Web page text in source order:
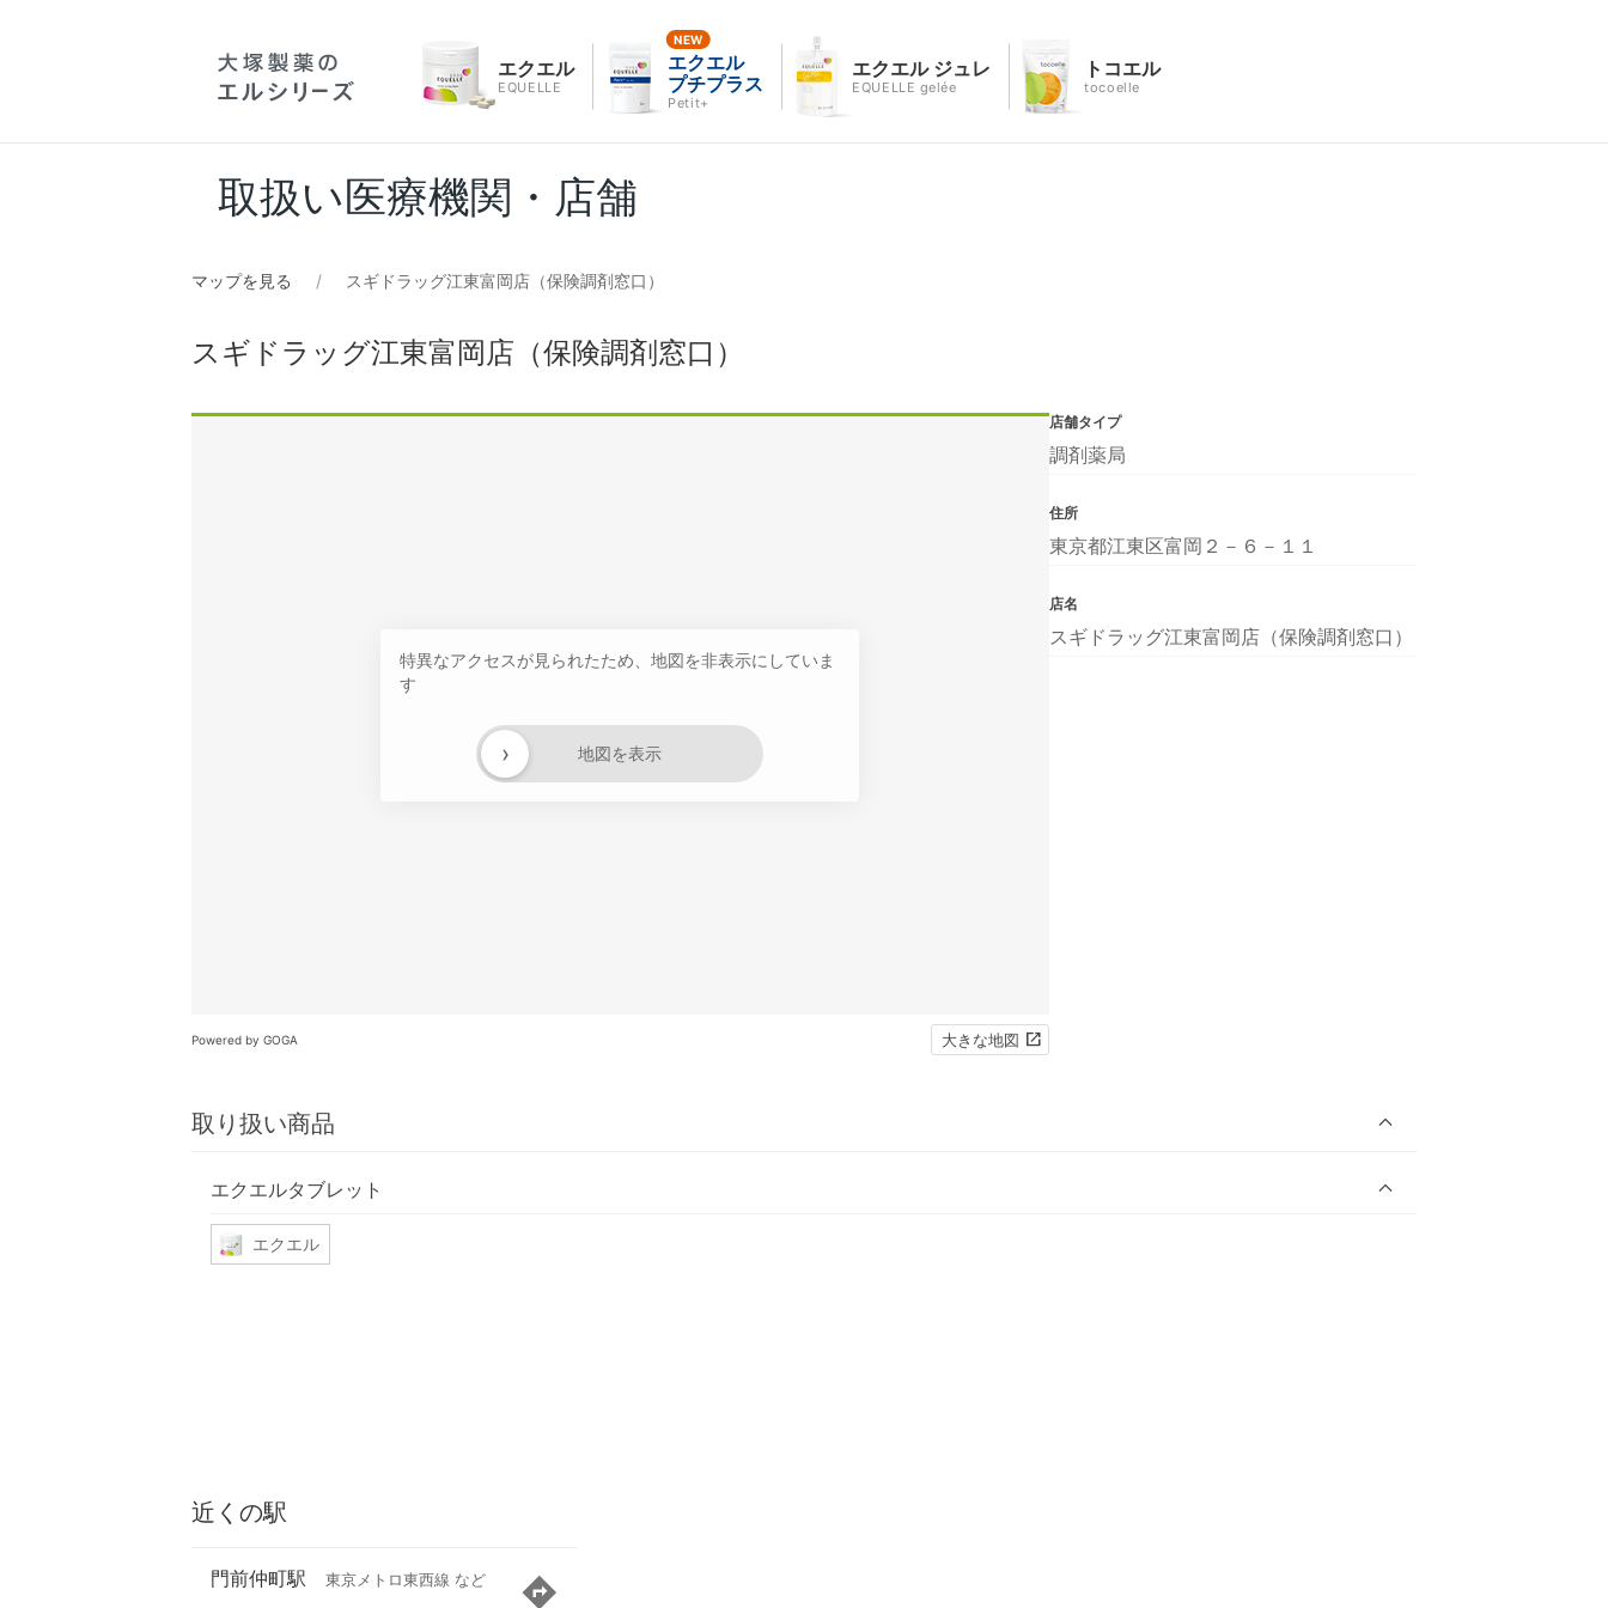
エクエル
EQUELLE
エクエル
プチプラス
Petit+
エクエル ジュレ
EQUELLE gelée
トコエル
tocoelle
取扱い医療機関・店舗
マップを見る スギドラッグ江東富岡店（保険調剤窓口）
スギドラッグ江東富岡店（保険調剤窓口）
特異なアクセスが見られたため、地図を非表示にしていま
す
地図を表示
›
Powered by GOGA 大きな地図
取り扱い商品
エクエルタブレット
エクエル
店舗タイプ
調剤薬局
住所
東京都江東区富岡２－６－１１
店名
スギドラッグ江東富岡店（保険調剤窓口）
近くの駅
門前仲町駅 東京メトロ東西線 など